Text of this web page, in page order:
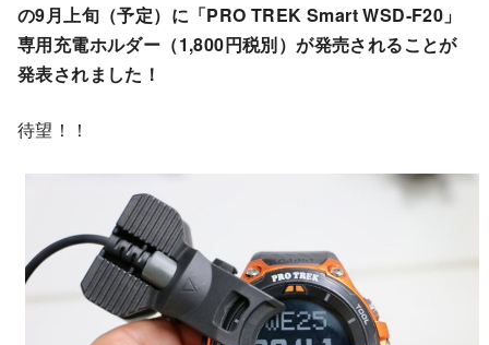
の9月上旬（予定）に「PRO TREK Smart WSD-F20」
専用充電ホルダー（1,800円税別）が発売されることが
発表されました！
待望！！